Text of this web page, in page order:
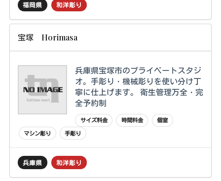
福岡県 和洋彫り
宝塚 Horimasa
兵庫県宝塚市のプライベートスタジ
オ。手彫り・機械彫りを使い分け丁
寧に仕上げます。 衛生管理万全・完
全予約制
サイズ料金 時間料金
個室
マシン彫り
手彫り
兵庫県 和洋彫り